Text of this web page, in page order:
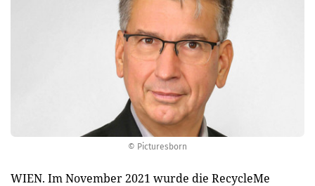
© Picturesborn
WIEN. Im November 2021 wurde die RecycleMe